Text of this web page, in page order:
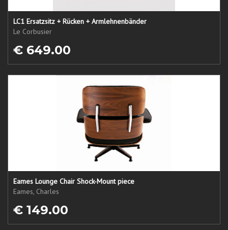
LC1 Ersatzsitz + Rücken + Armlehnenbänder
Le Corbusier
€ 649.00
Eames Lounge Chair Shock-Mount piece
Eames, Charles
€ 149.00